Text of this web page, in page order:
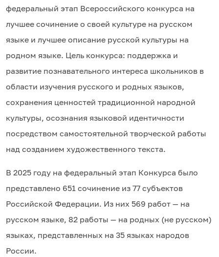
федеральный этап Всероссийского конкурса на
лучшее сочинение о своей культуре на русском
языке и лучшее описание русской культуры на
родном языке. Цель конкурса: поддержка и
развитие познавательного интереса школьников в
области изучения русского и родных языков,
сохранения ценностей традиционной народной
культуры, осознания языковой идентичности
посредством самостоятельной творческой работы
над созданием художественного текста.
В 2025 году на федеральный этап Конкурса было
представлено 651 сочинение из 77 субъектов
Российской Федерации. Из них 569 работ — на
русском языке, 82 работы — на родных (не русском)
языках, представленных на 35 языках народов
России.